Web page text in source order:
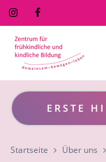
ERSTE
Startseite Über uns